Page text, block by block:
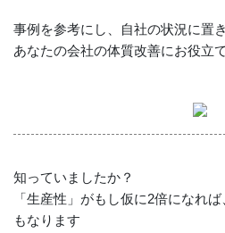
事例を参考にし、自社の状況に置
あなたの会社の体質改善にお役立
知っていましたか？
「生産性」がもし仮に2倍になれ
もなります